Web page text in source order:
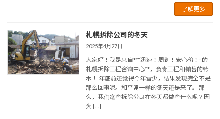
了解更多
札幌拆除公司的冬天
2025年4月27日
大家好！我是来自**“迅速！周到！安心价！”的
札幌拆除工程咨询中心**，负责工程和销售的铃
木！ 年底前还觉得今年雪少，结果发现完全不是
那么回事呢。和平常一样的冬天还是来了。 那
么，我们这些拆除公司在冬天都做些什么呢？因
为 […]